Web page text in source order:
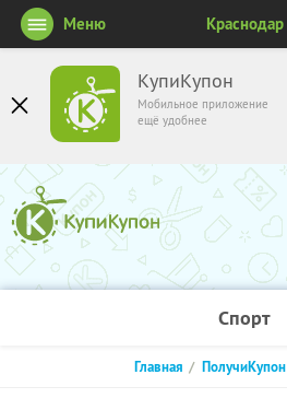
КупиКупон
Мобильное приложение
ещё удобнее
Меню Краснодар
Спорт
Главная ПолучиКупон